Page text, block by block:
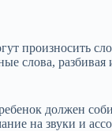
произносить
слова, разбивая
должен
на звуки и